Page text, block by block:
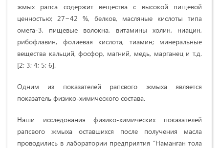
жмых рапса содержит вещества с высокой пищевой
ценностью; 27−42 %, белков, масляные кислоты типа
омега-3, пищевые волокна, витамины холин, ниацин,
рибофлавин, фолиевая кислота, тиамин; минеральные
вещества кальций, фосфор, магний, медь, марганец и т.д.
[2; 3; 4; 5; 6].
Одним из показателей рапсвого жмыха является
показатель физико-химического состава.
Наши исследования физико-химических показателей
рапсвого жмыха оставшихся после получения масла
проводились в лаборатории предприятия “Наманган тола